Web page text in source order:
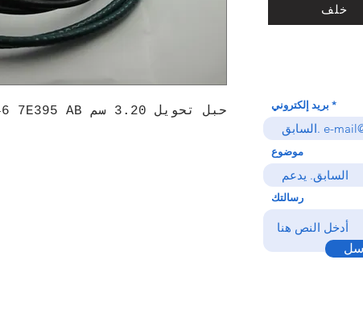
حبل تحويل 3.20 سم GC46 7E395 AB
خلف
بريد إلكتروني
موضوع
رسالتك